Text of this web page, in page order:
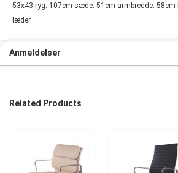
53x43 ryg: 107cm sæde: 51cm armbredde:
læder
Anmeldelser
Related Products